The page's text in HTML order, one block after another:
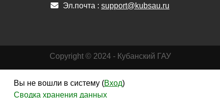
Эл.почта : support@kubsau.ru
Copyright © 2024 - Кубанский ГАУ
Вы не вошли в систему (Вход)
Сводка хранения данных